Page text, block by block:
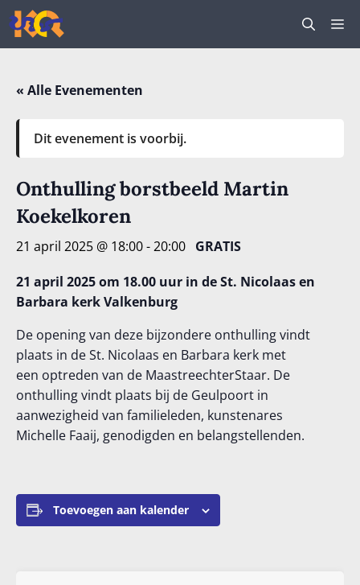
Ga
naar
de
« Alle Evenementen
Dit evenement is voorbij.
Onthulling borstbeeld Martin
Koekelkoren
21 april 2025 @ 18:00-20:00 GRATIS
21 april 2025 om 18.00 uur in de St. Nicolaas en
Barbara kerk Valkenburg
De opening van deze bijzondere onthulling vindt
plaats in de St. Nicolaas en Barbara kerk met
een optreden van de MaastreechterStaar. De
onthulling vindt plaats bij de Geulpoort in
aanwezigheid van familieleden, kunstenares
Michelle Faaij, genodigden en belangstellenden.
Toevoegen aan kalender